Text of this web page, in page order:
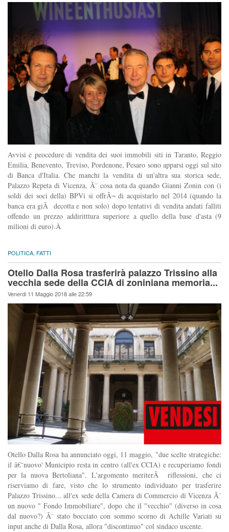
Avvisi e peocedure di vendita dei suoi immobili siti in Taranto, Reggio
Emilia, Benevento, Treviso, Pordenone, Pesaro sono apparsi oggi sul sito
di Banca d'Italia. Che manchi la vendita di un'altra sua storica sede,
Palazzo Repeta di Vicenza, Ã¨ cosa nota da quando Gianni Zonin con (i
soldi dei soci della) BPVi si offrÃ¬ di acquistarlo nel 2014 (quando la
banca era giÃ decotta e non solo) dopo tentativi di vendita andati falliti
offendo un prezzo addiritttura superiore a quello della base d'asta (9
milioni di euro).Â
POLITICA, FATTI
Otello Dalla Rosa trasferirà palazzo Trissino alla
vecchia sede della CCIA di zoniniana memoria...
Venerdi 11 Maggio 2018 alle 22:59
Otello Dalla Rosa ha annunciato oggi, 11 maggio, "due scelte strategiche:
il â€˜nuovo' Municipio resta in centro (all'ex CCIA) e recuperiamo fondi
per la nuova Bertoliana". L'argomento meriterÃ riflessioni, che ci
riserviamo di fare, visto che lo strumento individuato per trasferire
Palazzo Trissino... all'ex sede della Camera di Commercio di Vicenza Ã¨
un nuovo " Fondo Immobiliare", dopo che il "vecchio" (diverso in cosa
dal nuovo?) Ã¨ stato bocciato con sommo scorno di Achille Variati su
input anche di Dalla Rosa, allora "discontinuo" col sindaco uscente.